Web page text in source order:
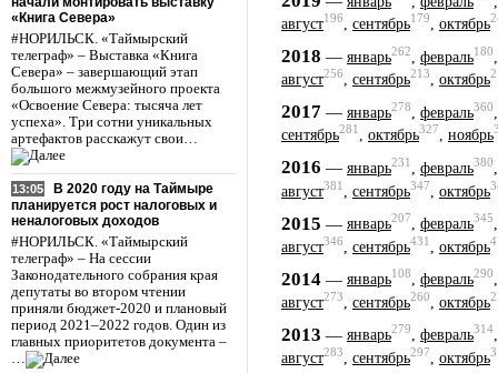
«Книга Севера»
#НОРИЛЬСК. «Таймырский
телеграф» – Выставка «Книга
Севера» – завершающий этап
большого межмузейного проекта
«Освоение Севера: тысяча лет
успеха». Три сотни уникальных
артефактов расскажут свои…
13:05
В 2020 году на Таймыре
планируется рост налоговых и
неналоговых доходов
#НОРИЛЬСК. «Таймырский
телеграф» – На сессии
Законодательного собрания края
депутаты во втором чтении
приняли бюджет-2020 и плановый
период 2021–2022 годов. Один из
главных приоритетов документа –
…
август196, сентябрь179, октябрь
2018 — январь262 февраль180
август256, сентябрь213, октябрь
2017 — январь278 февраль360
сентябрь281, октябрь327, ноябрь
2016 — январь231 февраль380
август381 сентябрь347 октябрь
2015 — январь207, февраль345
август346 сентябрь431 октябрь
2014 — январь108, февраль290
август273 сентябрь260 октябрь
2013 — январь279, февраль314
август283 сентябрь297 октябрь